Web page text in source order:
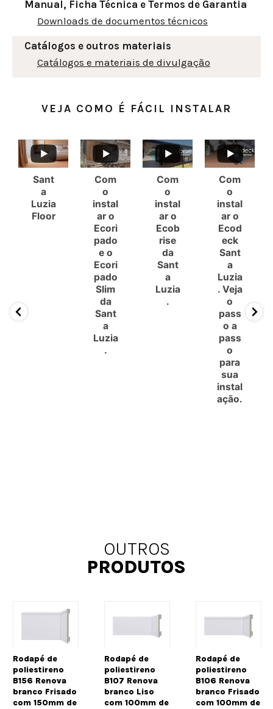
Manual, Ficha Técnica e Termos de Garantia
Downloads de documentos técnicos
Catálogos e outros materiais
Catálogos e materiais de divulgação
VEJA COMO É FÁCIL INSTALAR
Sant
a
Luzia
Floor
Com
o
instal
ar o
Ecori
pado
e o
Ecori
pado
Slim
da
Sant
a
Luzia
.
Com
o
instal
ar o
Ecob
rise
da
Sant
a
Luzia
.
Com
o
instal
ar o
Ecod
eck
Sant
a
Luzia
. Veja
o
pass
o a
pass
o
para
sua
instal
ação.
OUTROS
PRODUTOS
Rodapé de
poliestireno
B107 Renova
branco Liso
com 100mm de
Rodapé de
poliestireno
B106 Renova
branco Frisado
com 100mm de
Rodapé de